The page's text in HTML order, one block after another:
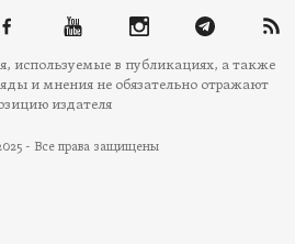
используемые в публикациях, а также
и мнения не обязательно отражают
издателя
- Все права защищены